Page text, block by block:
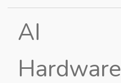
AI
Hardware